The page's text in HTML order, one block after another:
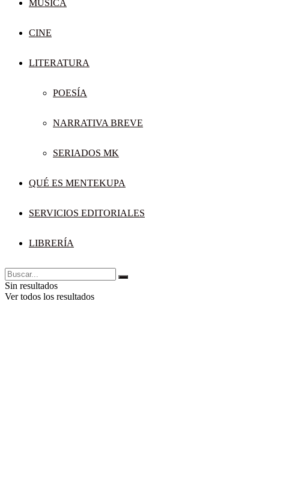
MÚSICA
CINE
LITERATURA
POESÍA
NARRATIVA BREVE
SERIADOS MK
QUÉ ES MENTEKUPA
SERVICIOS EDITORIALES
LIBRERÍA
Sin resultados
Ver todos los resultados